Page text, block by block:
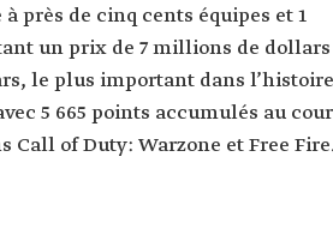
près de cinq cents équipes et 1
un prix de 7 millions de dollars
le plus important dans l’histoire
5 665 points accumulés au
Call of Duty: Warzone et Free